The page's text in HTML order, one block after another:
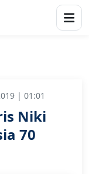
| 01:01
Niki
70